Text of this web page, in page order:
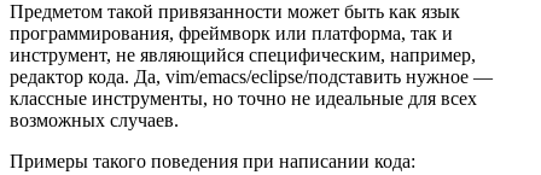
Предметом такой привязанности может быть как язык
программирования, фреймворк или платформа, так и
инструмент, не являющийся специфическим, например,
редактор кода. Да, vim/emacs/eclipse/подставить нужное —
классные инструменты, но точно не идеальные для всех
возможных случаев.
Примеры такого поведения при написании кода: